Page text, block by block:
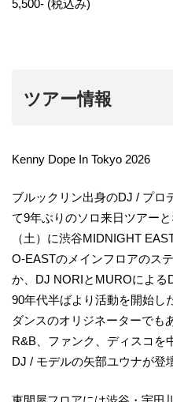
5,500- (税込み)
ツアー情報
Kenny Dope In Tokyo 2026
ブルックリン出身のDJ / プロ
て9年ぶりのソロ来日ツアー
（土）に渋谷MIDNIGHT
O-EASTのメインフロアのス
か、DJ NORIとMUROによる
90年代半ばより活動を開始し
ダンスのオリジネーターでも
R&B、ファンク、ディスコを
DJ / モデルの矢部ユウナが登